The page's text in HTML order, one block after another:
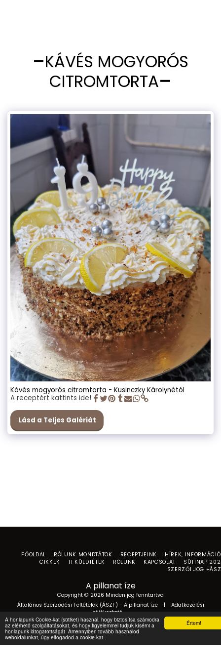
Értem!
A honlapunk Cookie-kat (sütiket) használ, hogy biztosítsa számodra
az elérhető szolgáltatásokat, és hogy figyelemmel tudjuk kísérni a
honlapunk látogatottságát. Amennyiben tovább használod
weboldalunkat, úgy elfogadod a cookie-kat.
KÁVÉS MOGYORÓS
CITROMTORTA
Kávés mogyorós citromtorta - Kusinczky Károlynétól
A receptért kattints ide!
Lásd a Teljes Galériát
A pillanat íze
Copyright © 2026 Minden jog fenntartva
Általános Szerződési Feltételek (ÁSZF) - A pillanat íze| Adatkezelési
tájékoztató
FŐOLDAL RÓLUNK MONDTÁTOK RECEPTJEINK
HÍREK,
CIKKEK
TI KÜLDTÉTEK RÓLUNK KAPCSOLAT
SÜTINAP
SZERZŐI JOG